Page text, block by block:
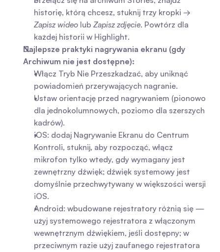
Zapisz wideo lub Zapisz zdjęcie. Powtórz dla
każdej historii w Highlight.
Najlepsze praktyki nagrywania ekranu (gdy
Archiwum nie jest dostępne):
Włącz Tryb Nie Przeszkadzać, aby uniknąć
powiadomień przerywających nagranie.
Ustaw orientację przed nagrywaniem (pionowo
dla jednokolumnowych, poziomo dla szerszych
kadrów).
iOS: dodaj Nagrywanie Ekranu do Centrum
Kontroli, stuknij, aby rozpocząć, włącz
mikrofon tylko wtedy, gdy wymagany jest
zewnętrzny dźwięk; dźwięk systemowy jest
domyślnie przechwytywany w większości wersji
iOS.
Android: wbudowane rejestratory różnią się —
użyj systemowego rejestratora z włączonym
wewnętrznym dźwiękiem, jeśli dostępny; w
przeciwnym razie użyj zaufanego rejestratora